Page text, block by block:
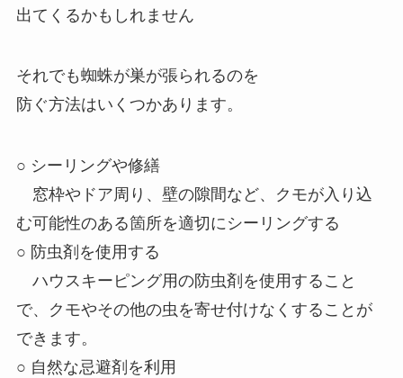
出てくるかもしれません
それでも蜘蛛が巣が張られるのを
防ぐ方法はいくつかあります。
○ シーリングや修繕
窓枠やドア周り、壁の隙間など、クモが入り込
む可能性のある箇所を適切にシーリングする
○ 防虫剤を使用する
ハウスキーピング用の防虫剤を使用すること
で、クモやその他の虫を寄せ付けなくすることが
できます。
○ 自然な忌避剤を利用